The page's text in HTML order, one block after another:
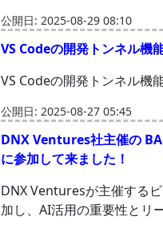
公開日: 2025-08-29 08:10
VS Codeの開発トンネル機
VS Codeの開発トンネル機
公開日: 2025-08-27 05:45
DNX Ventures社主催の
に参加して来ました！
DNX Venturesが主催する
加し、AI活用の重要性とリ